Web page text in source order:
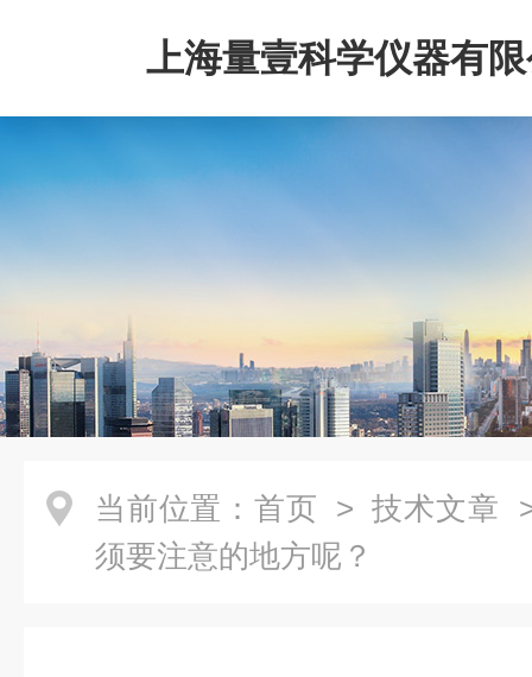
上海量壹科学仪器有
当前位置： 首页 > 技术文章
须要注意的地方呢？